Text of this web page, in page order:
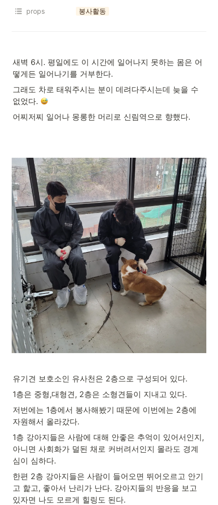
props 봉사활동
새벽 6시. 평일에도 이 시간에 일어나지 못하는 몸은 어
떻게든 일어나기를 거부한다.
그래도 차로 태워주시는 분이 데려다주시는데 늦을 수
없었다.
어찌저찌 일어나 몽롱한 머리로 신림역으로 향했다.
유기견 보호소인 유사천은 2층으로 구성되어 있다.
1층은 중형,대형견, 2층은 소형견들이 지내고 있다.
저번에는 1층에서 봉사해봤기 때문에 이번에는 2층에
자원해서 올라갔다.
1층 강아지들은 사람에 대해 안좋은 추억이 있어서인지,
아니면 사회화가 덜된 채로 커버려서인지 몰라도 경계
심이 심하다.
한편 2층 강아지들은 사람이 들어오면 뛰어오르고 안기
고 핥고, 좋아서 난리가 난다. 강아지들의 반응을 보고
있자면 나도 모르게 힐링도 된다.